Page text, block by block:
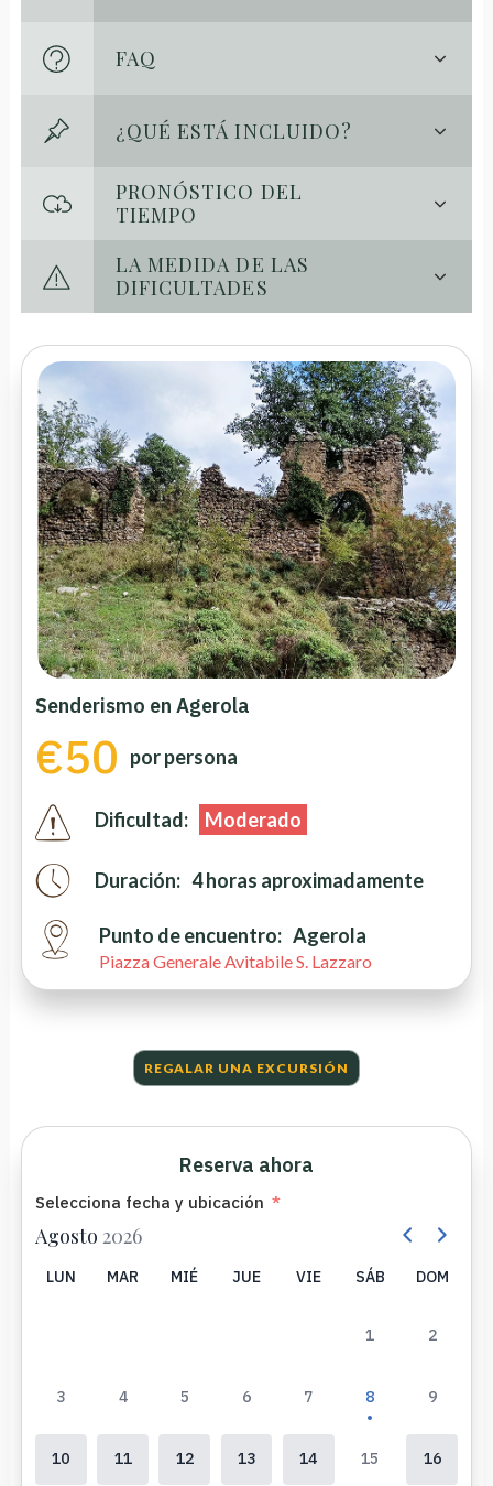
FAQ
¿QUÉ ESTÁ INCLUIDO?
PRONÓSTICO DEL
TIEMPO
LA MEDIDA DE LAS
DIFICULTADES
Senderismo en Agerola
€50 por persona
Dificultad: Moderado
Duración: 4 horas aproximadamente
Punto de encuentro: Agerola
Piazza Generale Avitabile S. Lazzaro
REGALAR UNA EXCURSIÓN
Reserva ahora
Selecciona fecha y ubicación
Agosto 2026
LUN MAR MIÉ JUE VIE SÁB DOM
1 2
3 4 5 6 7 8 9
10 11 12 13 14 15 16